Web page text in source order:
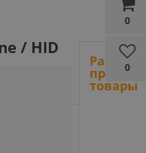
0
0
/ HID
Ранее
товары